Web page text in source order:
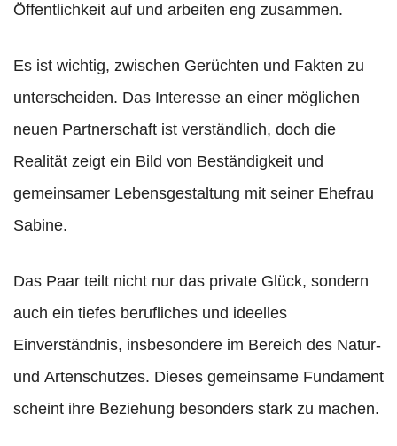
Öffentlichkeit auf und arbeiten eng zusammen.
Es ist wichtig, zwischen Gerüchten und Fakten zu
unterscheiden. Das Interesse an einer möglichen
neuen Partnerschaft ist verständlich, doch die
Realität zeigt ein Bild von Beständigkeit und
gemeinsamer Lebensgestaltung mit seiner Ehefrau
Sabine.
Das Paar teilt nicht nur das private Glück, sondern
auch ein tiefes berufliches und ideelles
Einverständnis, insbesondere im Bereich des Natur-
und Artenschutzes. Dieses gemeinsame Fundament
scheint ihre Beziehung besonders stark zu machen.